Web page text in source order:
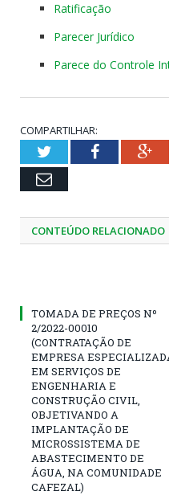
Ratificação
Parecer Jurídico
Parece do Controle
COMPARTILHAR:
TwitterFacebook
Email
CONTEÚDO RELACIONADO
TOMADA DE PREÇOS Nº
2/2022-00010
(CONTRATAÇÃO DE
EMPRESA
EM SERVIÇOS DE
ENGENHARIA E
CONSTRUÇÃO CIVIL,
OBJETIVANDO A
IMPLANTAÇÃO DE
MICROSSISTEMA DE
ABASTECIMENTO DE
ÁGUA, NA COMUNIDADE
CAFEZAL)